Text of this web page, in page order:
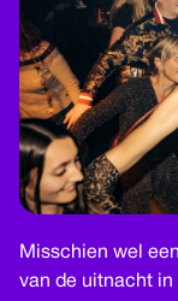
Misschien wel
van de uitnacht in